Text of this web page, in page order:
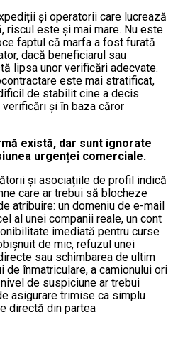
și operatorii care lucrează
riscul este și mai mare. Nu este
faptul că marfa a fost furată
dacă beneficiarul sau
lipsa unor verificări adecvate.
este mai stratificat,
de stabilit cine a decis
verificări și în baza căror
există, dar sunt ignorate
urgenței comerciale.
și asociațiile de profil indică
care ar trebui să blocheze
atribuire: un domeniu de e-mail
al unei companii reale, un cont
imediată pentru curse
de mic, refuzul unei
sau schimbarea de ultim
de înmatriculare, a camionului ori
de suspiciune ar trebui
asigurare trimise ca simplu
directă din partea